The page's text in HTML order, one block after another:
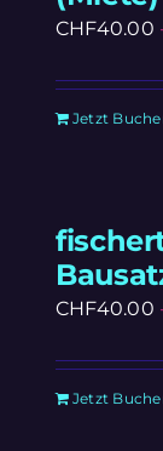
CHF40.00
Jetzt
CHF40.00
Jetzt